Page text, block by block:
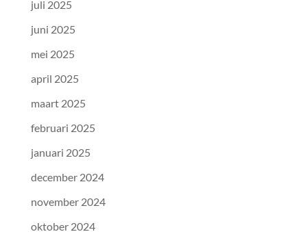
juli 2025
juni 2025
mei 2025
april 2025
maart 2025
februari 2025
januari 2025
december 2024
november 2024
oktober 2024